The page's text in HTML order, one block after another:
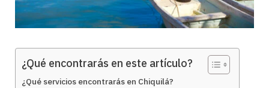
¿Qué encontrarás en este artículo?
¿Qué servicios encontrarás en Chiquilá?